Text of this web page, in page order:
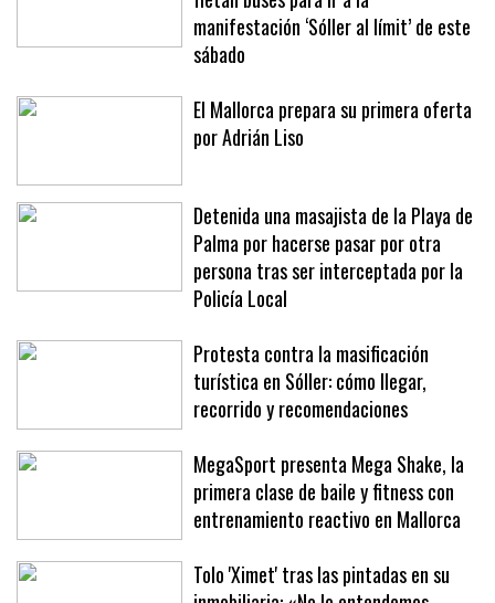
El GOB y ‘Menys Turisme més vida’
fletan buses para ir a la
manifestación ‘Sóller al límit’ de este
sábado
El Mallorca prepara su primera oferta
Detenida una masajista de la Playa de
Palma por hacerse pasar por otra
persona tras ser interceptada por la
Policía Local
Protesta contra la masificación
turística en Sóller: cómo llegar,
recorrido y recomendaciones
MegaSport presenta Mega Shake, la
primera clase de baile y fitness con
entrenamiento reactivo en Mallorca